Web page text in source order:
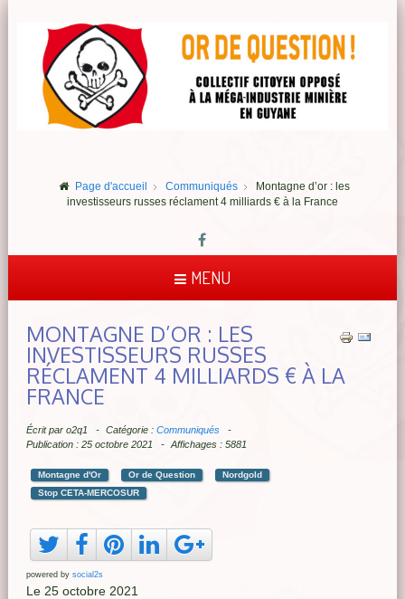
Page d'accueil Communiqués
Montagne d’or : les
investisseurs russes réclament 4 milliards € à la France
MENU
MONTAGNE D’OR : LES
INVESTISSEURS RUSSES
RÉCLAMENT 4 MILLIARDS € À LA
FRANCE
Écrit par o2q1 Catégorie : Communiqués
Publication : 25 octobre 2021
Affichages : 5881
Montagne d'Or Or de Question
Nordgold
Stop CETA-MERCOSUR
powered by social2s
Le 25 octobre 2021